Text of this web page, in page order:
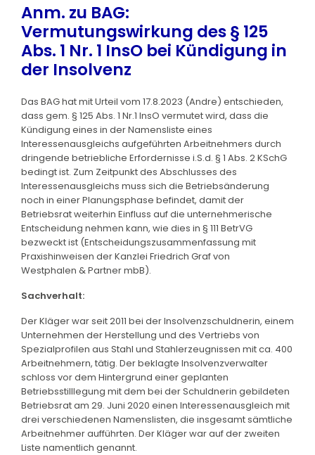
Anm. zu BAG:
Vermutungswirkung des § 125
Abs. 1 Nr. 1 InsO bei Kündigung in
der Insolvenz
Das BAG hat mit Urteil vom 17.8.2023 (Andre) entschieden,
dass gem. § 125 Abs. 1 Nr.1 InsO vermutet wird, dass die
Kündigung eines in der Namensliste eines
Interessenausgleichs aufgeführten Arbeitnehmers durch
dringende betriebliche Erfordernisse i.S.d. § 1 Abs. 2 KSchG
bedingt ist. Zum Zeitpunkt des Abschlusses des
Interessenausgleichs muss sich die Betriebsänderung
noch in einer Planungsphase befindet, damit der
Betriebsrat weiterhin Einfluss auf die unternehmerische
Entscheidung nehmen kann, wie dies in § 111 BetrVG
bezweckt ist (Entscheidungszusammenfassung mit
Praxishinweisen der Kanzlei Friedrich Graf von
Westphalen & Partner mbB).
Sachverhalt:
Der Kläger war seit 2011 bei der Insolvenzschuldnerin, einem
Unternehmen der Herstellung und des Vertriebs von
Spezialprofilen aus Stahl und Stahlerzeugnissen mit ca. 400
Arbeitnehmern, tätig. Der beklagte Insolvenzverwalter
schloss vor dem Hintergrund einer geplanten
Betriebsstilllegung mit dem bei der Schuldnerin gebildeten
Betriebsrat am 29. Juni 2020 einen Interessenausgleich mit
drei verschiedenen Namenslisten, die insgesamt sämtliche
Arbeitnehmer aufführten. Der Kläger war auf der zweiten
Liste namentlich genannt.